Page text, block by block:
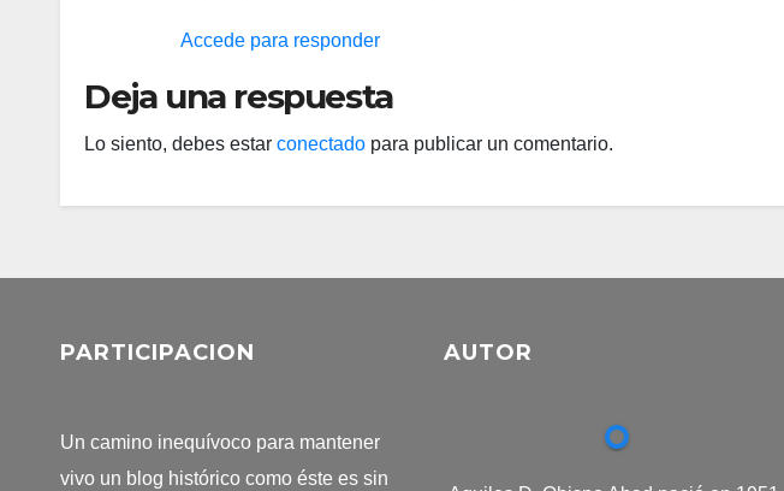
Accede para responder
Deja una respuesta
Lo siento, debes estar conectado para publicar un comentario.
PARTICIPACION
Un camino inequívoco para mantener
vivo un blog histórico como éste es sin
AUTOR